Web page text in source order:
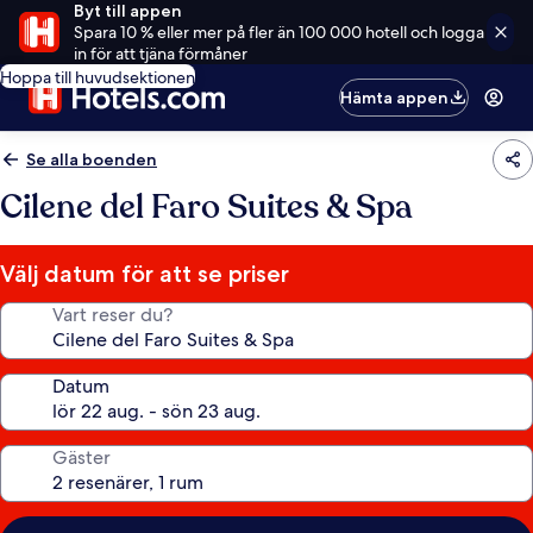
Byt till appen
Spara 10 % eller mer på fler än 100 000 hotell och logga
in för att tjäna förmåner
Hoppa till huvudsektionen
Hämta appen
Se alla boenden
Cilene del Faro Suites & Spa
Välj datum för att se priser
Vart reser du?
Datum
Gäster